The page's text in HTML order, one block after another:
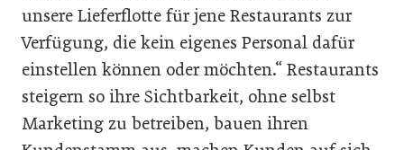
unsere Lieferflotte für jene Restaurants zur
Verfügung, die kein eigenes Personal dafür
einstellen können oder möchten.“ Restaurants
steigern so ihre Sichtbarkeit, ohne selbst
Marketing zu betreiben, bauen ihren